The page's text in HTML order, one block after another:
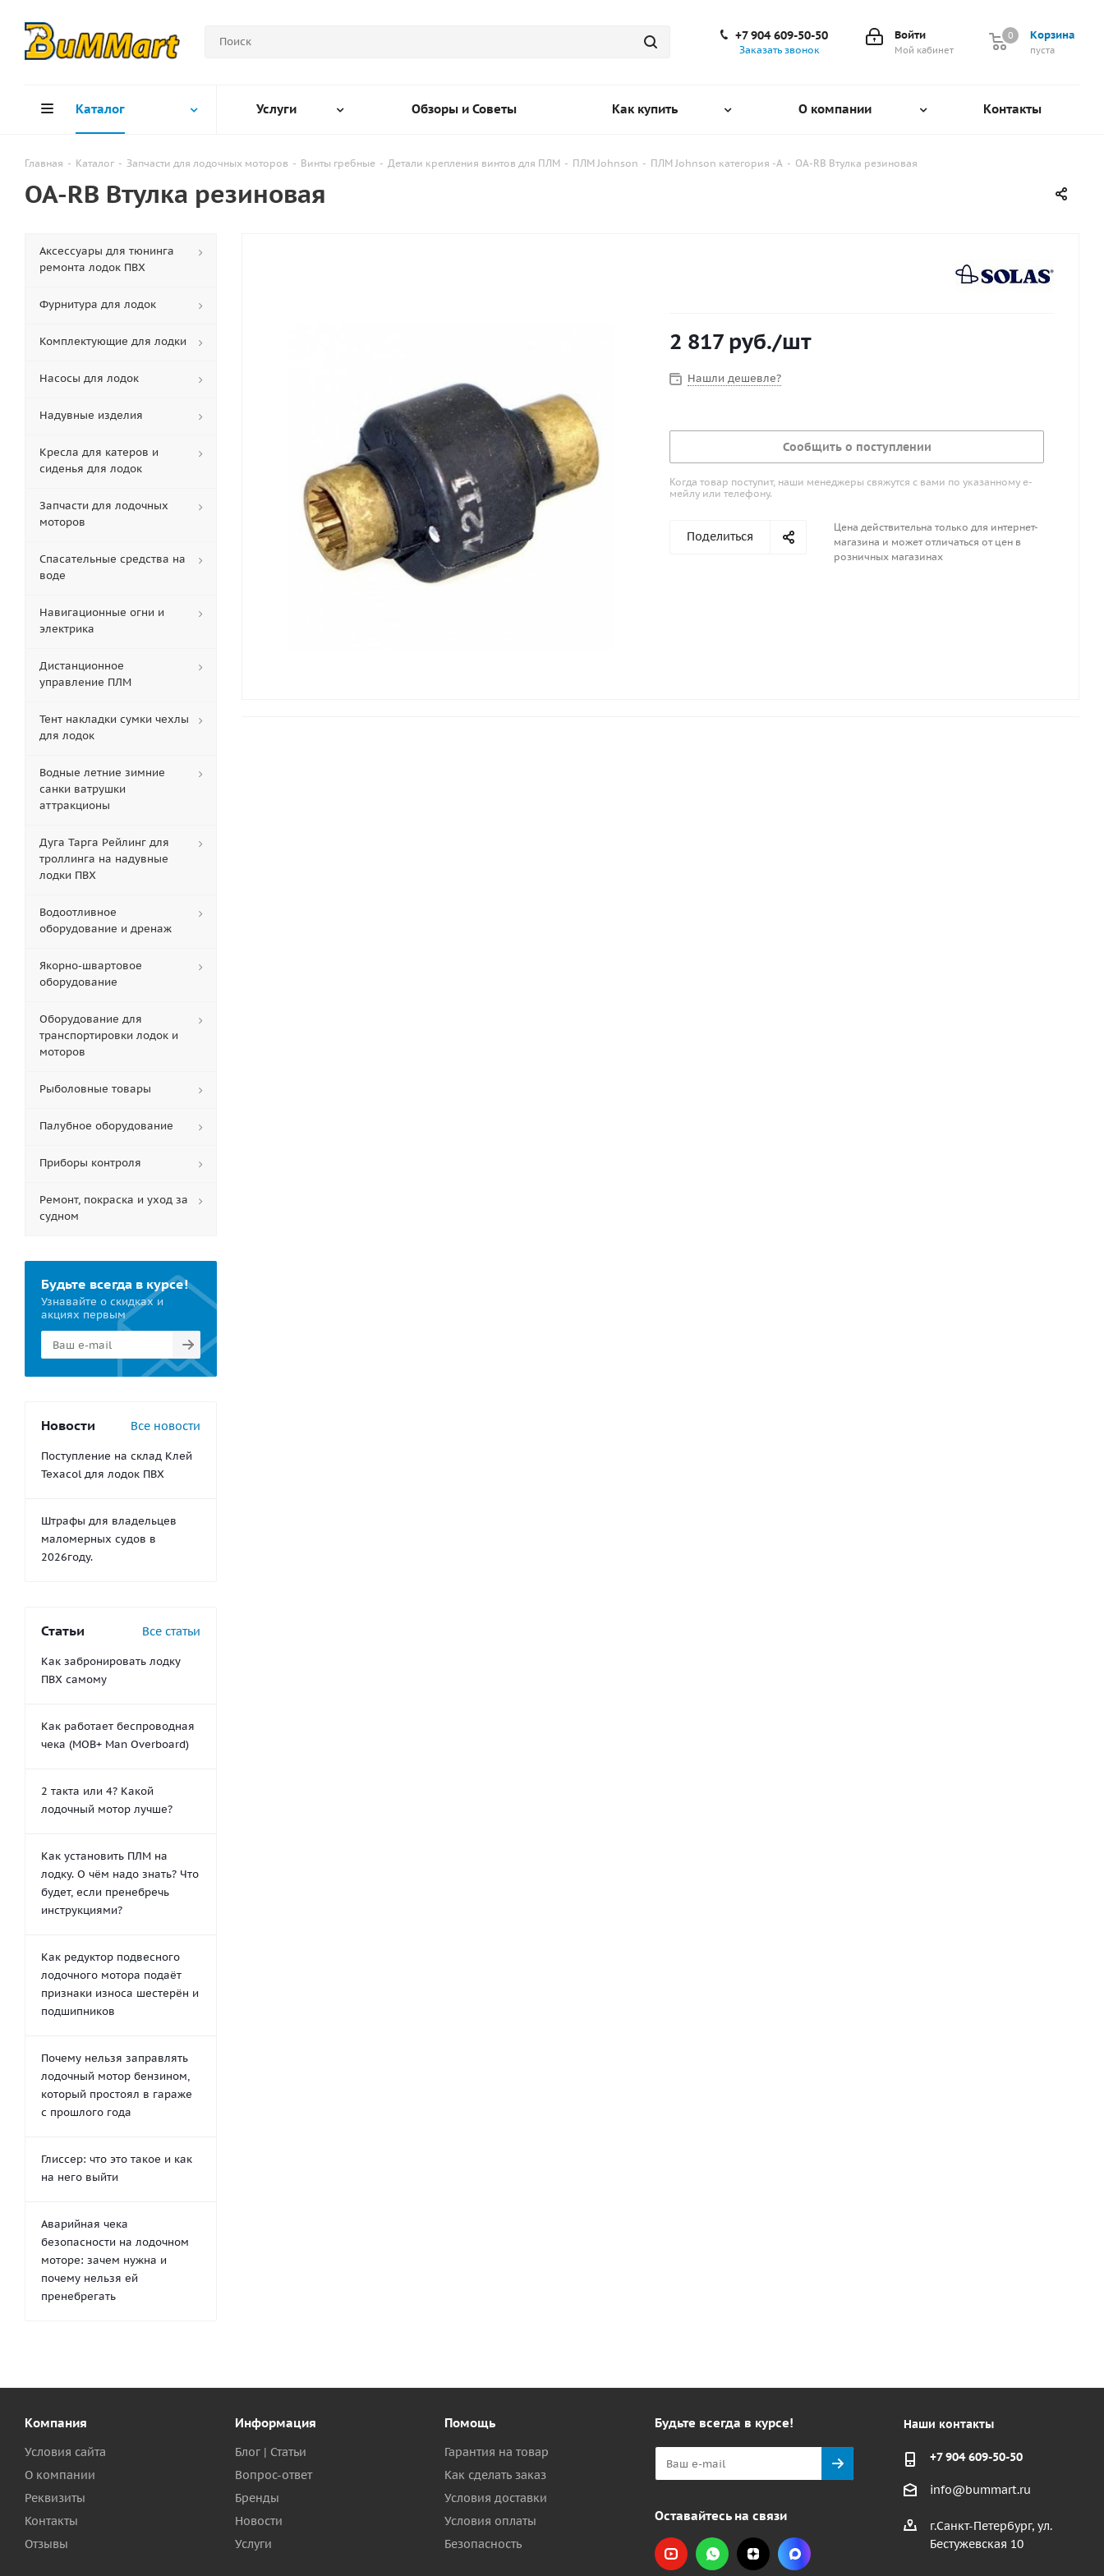
Корзина
0
пуста
0
Войти
Мой кабинет
+7 904 609-50-50
Заказать звонок
Каталог Услуги Обзоры и Советы Как купить О компании Контакты
Главная - Каталог - Запчасти для лодочных моторов - Винты гребные - Детали крепления винтов для ПЛМ - ПЛМ Johnson - ПЛМ Johnson категория -А - OA-RB Втулка резиновая
OA-RB Втулка резиновая
2 817руб./шт
Нашли дешевле?
Сообщить о поступлении
Когда товар поступит, наши менеджеры свяжутся с вами по указанному е-
мейлу или телефону.
Поделиться
Цена действительна только для интернет-
магазина и может отличаться от цен в
розничных магазинах
Аксессуары для тюнинга
ремонта лодок ПВХ
Фурнитура для лодок
Комплектующие для лодки
Насосы для лодок
Надувные изделия
Кресла для катеров и
сиденья для лодок
Запчасти для лодочных
моторов
Спасательные средства на
воде
Навигационные огни и
электрика
Дистанционное
управление ПЛМ
Тент накладки сумки чехлы
для лодок
Водные летние зимние
санки ватрушки
аттракционы
Дуга Тарга Рейлинг для
троллинга на надувные
лодки ПВХ
Водоотливное
оборудование и дренаж
Якорно-швартовое
оборудование
Оборудование для
транспортировки лодок и
моторов
Рыболовные товары
Палубное оборудование
Приборы контроля
Ремонт, покраска и уход за
судном
Будьте всегда в курсе!
Узнавайте о скидках и
акциях первым
Новости Все новости
Поступление на склад Клей
Texacol для лодок ПВХ
Штрафы для владельцев
маломерных судов в
2026году.
Статьи Все статьи
Как забронировать лодку
ПВХ самому
Как работает беспроводная
чека (MOB+ Man Overboard)
2 такта или 4? Какой
лодочный мотор лучше?
Как установить ПЛМ на
лодку. О чём надо знать? Что
будет, если пренебречь
инструкциями?
Как редуктор подвесного
лодочного мотора подаёт
признаки износа шестерён и
подшипников
Почему нельзя заправлять
лодочный мотор бензином,
который простоял в гараже
с прошлого года
Глиссер: что это такое и как
на него выйти
Аварийная чека
безопасности на лодочном
моторе: зачем нужна и
почему нельзя ей
пренебрегать
Компания
Условия сайта
О компании
Реквизиты
Контакты
Отзывы
Информация
Блог | Статьи
Вопрос-ответ
Бренды
Новости
Услуги
Помощь
Гарантия на товар
Как сделать заказ
Условия доставки
Условия оплаты
Безопасность
Будьте всегда в курсе!
Оставайтесь на связи
Наши контакты
+7 904 609-50-50
info@bummart.ru
г.Санкт-Петербург, ул.
Бестужевская 10